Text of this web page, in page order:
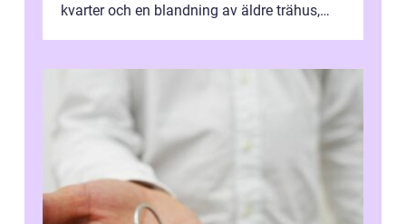
kvarter och en blandning av äldre trähus,